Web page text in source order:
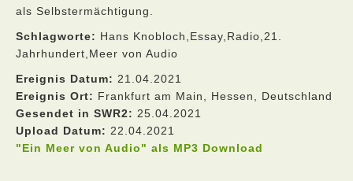
als Selbstermächtigung.
Schlagworte: Hans Knobloch,Essay,Radio,21.
Jahrhundert,Meer von Audio
Ereignis Datum: 21.04.2021
Ereignis Ort: Frankfurt am Main, Hessen, Deutschland
Gesendet in SWR2: 25.04.2021
Upload Datum: 22.04.2021
"Ein Meer von Audio" als MP3 Download